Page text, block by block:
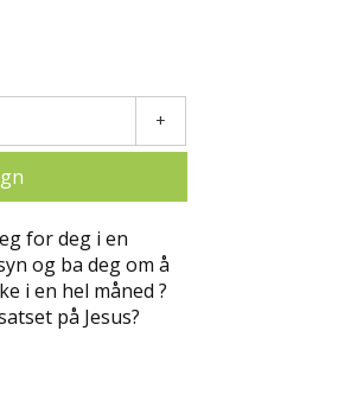
+
for deg i en
og ba deg om å
i en hel måned ?
på Jesus?